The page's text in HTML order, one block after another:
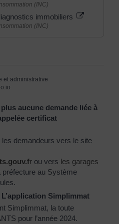
(INC)
immobiliers
(INC)
et administrative
aucune demande liée à
certificat
demandeurs vers le site
r ou vers les garages
préfecture au Système
Simplimmat
Simplimmat, la toute
pour l’année 2024.